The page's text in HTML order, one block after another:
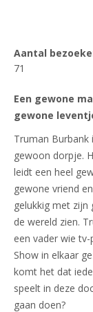
Aantal
71
Een gewone
gewone
Truman
gewoon dorpje.
leidt een heel
gewone vriend
gelukkig met
de wereld zien.
een vader wie
Show in elkaar
komt het dat
speelt in deze
gaan doen?